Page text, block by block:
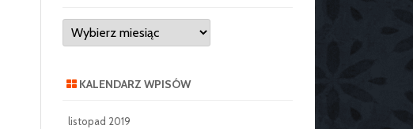
Archiwum
wpisów
KALENDARZ WPISÓW
listopad 2019